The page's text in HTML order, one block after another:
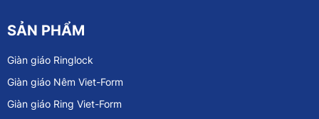
SẢN PHẨM
Giàn giáo Ringlock
Giàn giáo Nêm Viet-Form
Giàn giáo Ring Viet-Form